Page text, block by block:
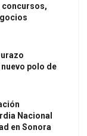
concursos,
polo de
Nacional
en Sonora